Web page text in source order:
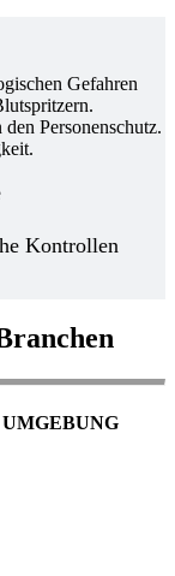
Gefahren
Personenschutz.
Kontrollen